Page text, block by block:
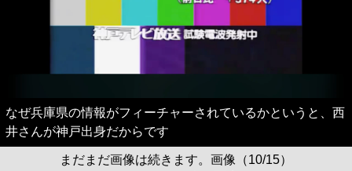
なぜ兵庫県の情報がフィーチャーされているかというと、西
井さんが神戸出身だからです
まだまだ画像は続きます。画像（10/15）